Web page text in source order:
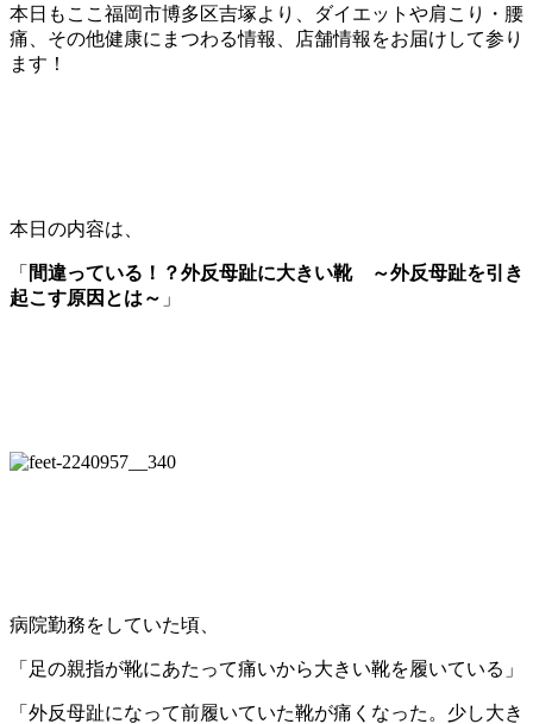
本日もここ福岡市博多区吉塚より、ダイエットや肩こり・腰
痛、その他健康にまつわる情報、店舗情報をお届けして参り
ます！
本日の内容は、
「 間違っている！？外反母趾に大きい靴 ～外反母趾を引き
起こす原因とは～ 」
病院勤務をしていた頃、
「足の親指が靴にあたって痛いから大きい靴を履いている」
「外反母趾になって前履いていた靴が痛くなった。少し大き